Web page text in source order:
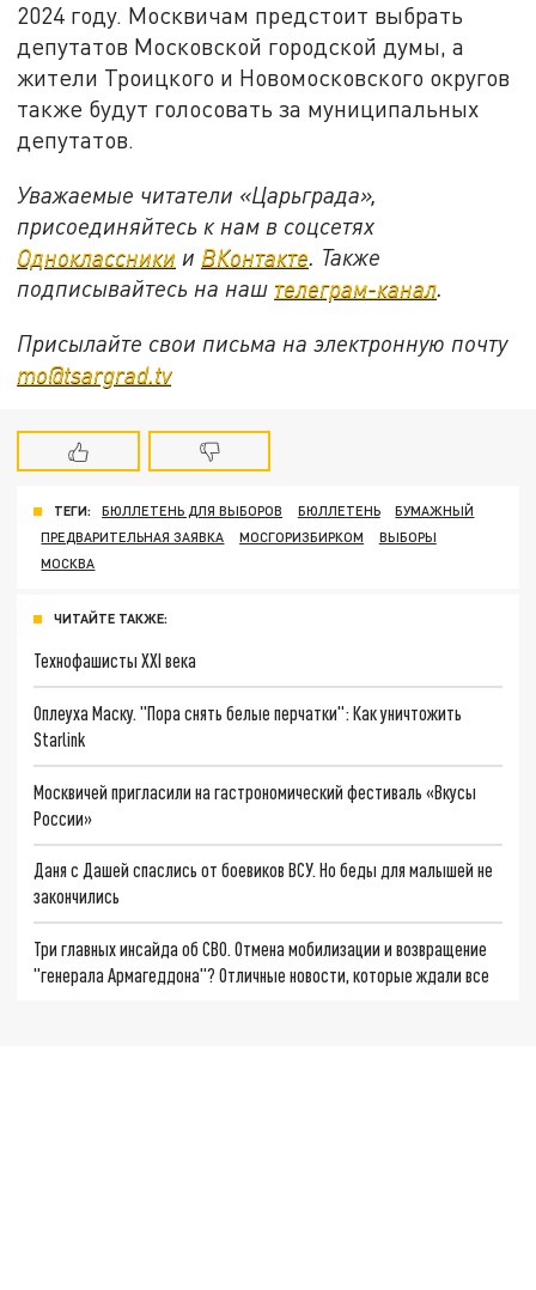
2024 году. Москвичам предстоит выбрать
депутатов Московской городской думы, а
жители Троицкого и Новомосковского округов
также будут голосовать за муниципальных
депутатов.
Уважаемые читатели «Царьграда»,
присоединяйтесь к нам в соцсетях
Одноклассники и ВКонтакте. Также
подписывайтесь на наш телеграм-канал.
Присылайте свои письма на электронную почту
mo@tsargrad.tv
ТЕГИ: БЮЛЛЕТЕНЬ ДЛЯ ВЫБОРОВ БЮЛЛЕТЕНЬ
БУМАЖНЫЙ
ПРЕДВАРИТЕЛЬНАЯ ЗАЯВКА
МОСГОРИЗБИРКОМ
ВЫБОРЫ
МОСКВА
ЧИТАЙТЕ ТАКЖЕ:
Технофашисты XXI века
Оплеуха Маску. "Пора снять белые перчатки": Как уничтожить
Starlink
Москвичей пригласили на гастрономический фестиваль «Вкусы
России»
Даня с Дашей спаслись от боевиков ВСУ. Но беды для малышей не
закончились
Три главных инсайда об СВО. Отмена мобилизации и возвращение
"генерала Армагеддона"? Отличные новости, которые ждали все